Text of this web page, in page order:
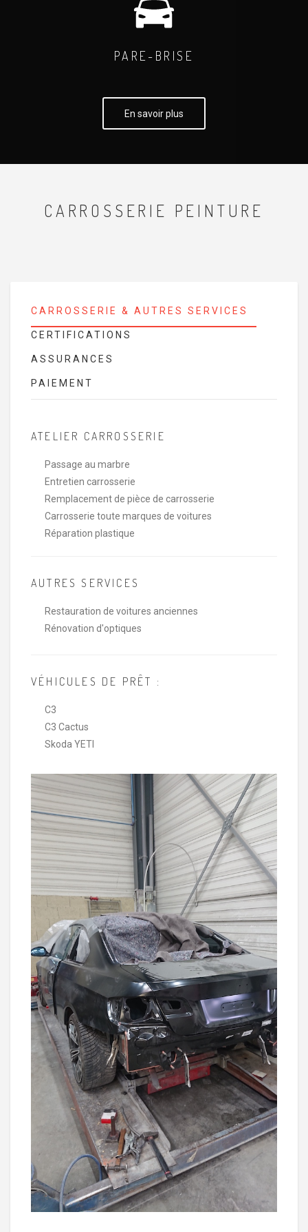
PARE-BRISE
En savoir plus
CARROSSERIE PEINTURE
CARROSSERIE & AUTRES SERVICES
CERTIFICATIONS
ASSURANCES
PAIEMENT
ATELIER CARROSSERIE
Passage au marbre
Entretien carrosserie
Remplacement de pièce de carrosserie
Carrosserie toute marques de voitures
Réparation plastique
AUTRES SERVICES
Restauration de voitures anciennes
Rénovation d'optiques
VÉHICULES DE PRÊT :
C3
C3 Cactus
Skoda YETI